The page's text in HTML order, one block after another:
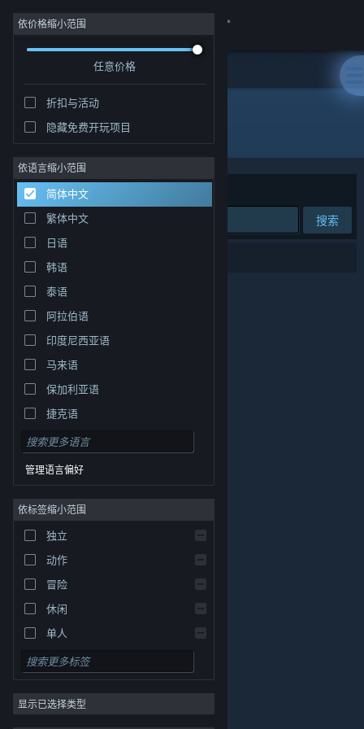
登录
社区
关于
客服
更改语言
获取 Steam 手机应用
查看桌面版网站
© Valve Corporation。保留所有权利。所有商标均为其在
美国及其它国家/地区的各自持有者所有。隐私政策|法
律信息|无障碍|Steam 订户协议
依价格缩小范围
任意价格
折扣与活动
隐藏免费开玩项目
依语言缩小范围
简体中文
繁体中文
日语
韩语
泰语
阿拉伯语
印度尼西亚语
马来语
保加利亚语
捷克语
丹麦语
德语
英语
西班牙语 - 西班牙
西班牙语 - 拉丁美洲
希腊语
管理语言偏好
依标签缩小范围
独立
动作
冒险
休闲
单人
模拟
角色扮演
策略
显示已选择类型
开发者: Alpha Code Inc.
排序依据 相关性
搜索
0 个匹配的搜索结果。